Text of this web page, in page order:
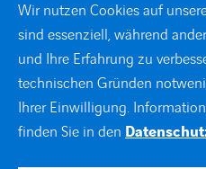
STANDORTE
DOWNLOADS
Wir nutzen Cookies auf
sind essenziell, während
und Ihre Erfahrung zu
technischen Gründen
Ihrer Einwilligung.
finden Sie in den